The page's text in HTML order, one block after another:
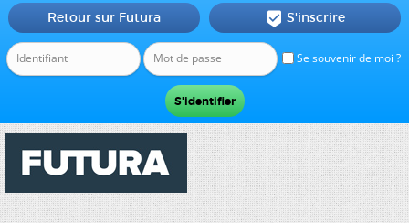
Se souvenir de moi ?
Retour sur Futura  S'inscrire